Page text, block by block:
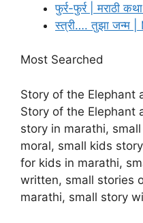
फुर्र-फुर्र | मराठी
स्त्री…. तुझा जन्म
Most Searched
Story of the Elephant
Story of the Elephant
story in marathi,
moral, small kids
for kids in marathi,
written, small stories
marathi, small story